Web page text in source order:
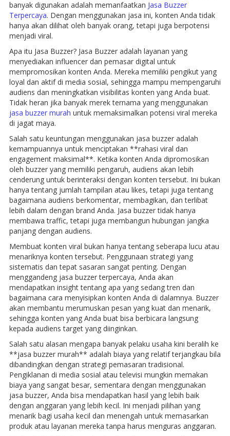
banyak digunakan adalah memanfaatkan Jasa Buzzer
Terpercaya. Dengan menggunakan jasa ini, konten Anda tidak
hanya akan dilihat oleh banyak orang, tetapi juga berpotensi
menjadi viral.
Apa itu Jasa Buzzer? Jasa Buzzer adalah layanan yang
menyediakan influencer dan pemasar digital untuk
mempromosikan konten Anda. Mereka memiliki pengikut yang
loyal dan aktif di media sosial, sehingga mampu mempengaruhi
audiens dan meningkatkan visibilitas konten yang Anda buat.
Tidak heran jika banyak merek ternama yang menggunakan
jasa buzzer murah untuk memaksimalkan potensi viral mereka
di jagat maya.
Salah satu keuntungan menggunakan jasa buzzer adalah
kemampuannya untuk menciptakan **rahasi viral dan
engagement maksimal**. Ketika konten Anda dipromosikan
oleh buzzer yang memiliki pengaruh, audiens akan lebih
cenderung untuk berinteraksi dengan konten tersebut. Ini bukan
hanya tentang jumlah tampilan atau likes, tetapi juga tentang
bagaimana audiens berkomentar, membagikan, dan terlibat
lebih dalam dengan brand Anda. Jasa buzzer tidak hanya
membawa traffic, tetapi juga membangun hubungan jangka
panjang dengan audiens.
Membuat konten viral bukan hanya tentang seberapa lucu atau
menariknya konten tersebut. Penggunaan strategi yang
sistematis dan tepat sasaran sangat penting. Dengan
menggandeng jasa buzzer terpercaya, Anda akan
mendapatkan insight tentang apa yang sedang tren dan
bagaimana cara menyisipkan konten Anda di dalamnya. Buzzer
akan membantu merumuskan pesan yang kuat dan menarik,
sehingga konten yang Anda buat bisa berbicara langsung
kepada audiens target yang diinginkan.
Salah satu alasan mengapa banyak pelaku usaha kini beralih ke
**jasa buzzer murah** adalah biaya yang relatif terjangkau bila
dibandingkan dengan strategi pemasaran tradisional.
Pengiklanan di media sosial atau televisi mungkin memakan
biaya yang sangat besar, sementara dengan menggunakan
jasa buzzer, Anda bisa mendapatkan hasil yang lebih baik
dengan anggaran yang lebih kecil. Ini menjadi pilihan yang
menarik bagi usaha kecil dan menengah untuk memasarkan
produk atau layanan mereka tanpa harus menguras anggaran.